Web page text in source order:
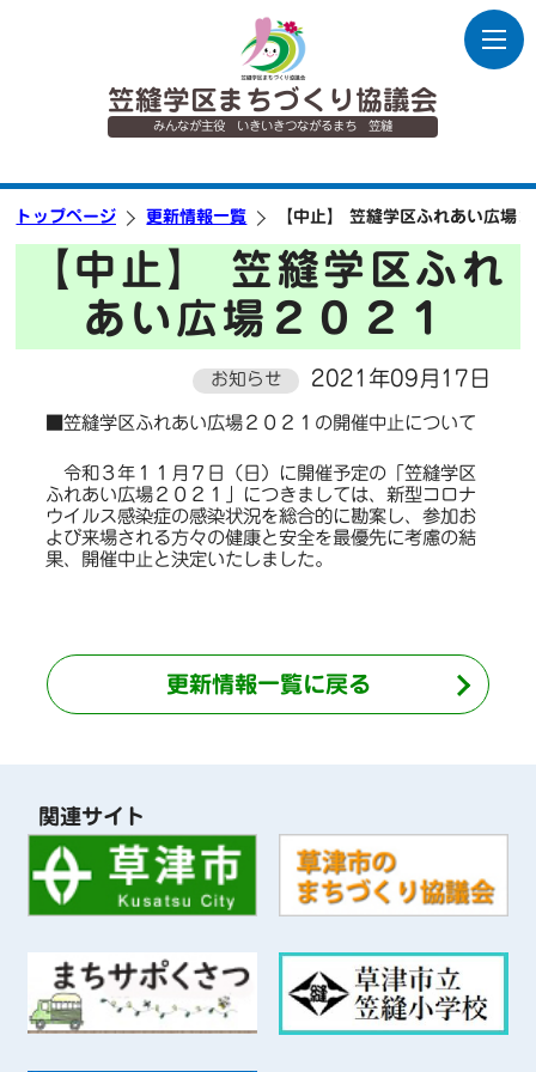
笠縫学区まちづくり協議会
みんなが主役 いきいきつながるまち 笠縫
トップページ 更新情報一覧 【中止】 笠縫学区ふれあい広場
【中止】 笠縫学区ふれ
あい広場２０２１
お知らせ 2021年09月17日
■笠縫学区ふれあい広場２０２１の開催中止について
令和３年１１月７日（日）に開催予定の「笠縫学区
ふれあい広場２０２１」につきましては、新型コロナ
ウイルス感染症の感染状況を総合的に勘案し、参加お
よび来場される方々の健康と安全を最優先に考慮の結
果、開催中止と決定いたしました。
更新情報一覧に戻る
関連サイト